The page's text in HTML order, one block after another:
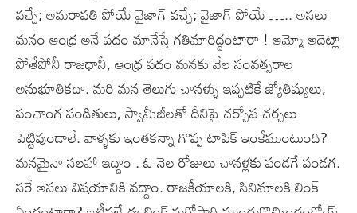
వచ్చే; అమరావతి పోయే వైజాగ్ వచ్చే; వైజాగ్ పోయే ….. అసలు
మనం ఆంధ్ర అనే పదం మానేస్తే గతిమారిద్దంటారా ! ఆమ్మో అదెట్లా
పోతేపోనీ రాజధానీ, ఆంధ్ర పదం మనకు వేల సంవత్సరాల
అనుభూతికదా. మరి మన తెలుగు చానళ్ళు ఇప్పటికే జ్యోతిష్యులు,
పంచాంగ పండితులు, స్వామీజీలతో దీనిపై చర్చోప చర్చలు
పెట్టివుండాలే. వాళ్ళకు ఇంతకన్నా గొప్ప టాపిక్ ఇంకేముంటుంది?
మనమైనా సలహా ఇద్దాం . ఓ నెల రోజులు చానళ్లకు పండగే పండగ.
సరే అసలు విషయానికి వద్దాం. రాజకీయాలకి, సినిమాలకి లింక్